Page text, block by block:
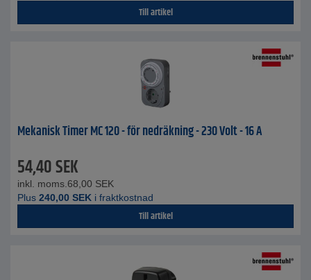
Till artikel
Mekanisk Timer MC 120 - för nedräkning - 230 Volt - 16 A
54,40SEK
inkl. moms. 68,00 SEK
Plus 240,00 SEK i fraktkostnad
Till artikel